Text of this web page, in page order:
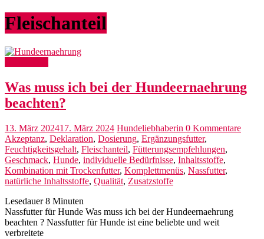
Fleischanteil
Was muss ich bei der Hundeernaehrung
beachten?
13. März 202417. März 2024 Hundeliebhaberin 0 Kommentare
Akzeptanz, Deklaration, Dosierung, Ergänzungsfutter,
Feuchtigkeitsgehalt, Fleischanteil, Fütterungsempfehlungen,
Geschmack, Hunde, individuelle Bedürfnisse, Inhaltsstoffe,
Kombination mit Trockenfutter, Komplettmenüs, Nassfutter,
natürliche Inhaltsstoffe, Qualität, Zusatzstoffe
Lesedauer 8 Minuten
Nassfutter für Hunde Was muss ich bei der Hundeernaehrung
beachten ? Nassfutter für Hunde ist eine beliebte und weit
verbreitete